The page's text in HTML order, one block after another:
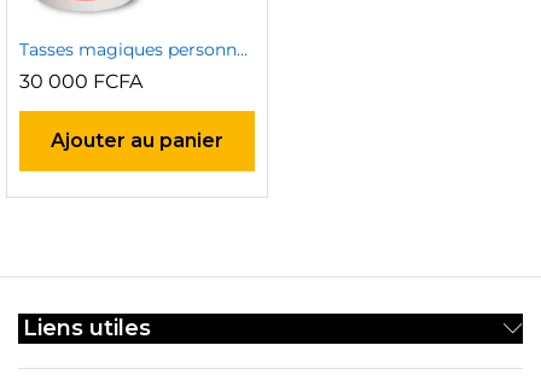
Tasses magiques personnalisés
30 000 FCFA
Ajouter au panier
Liens utiles